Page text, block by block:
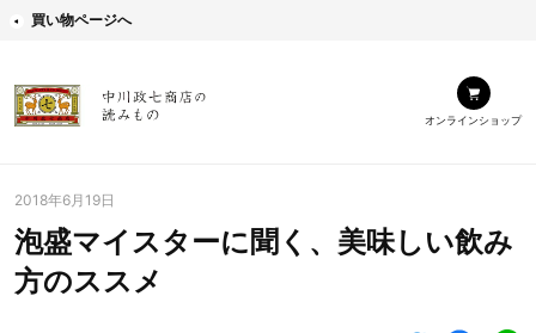
買い物ページへ
オンラインショップ
2018年6月19日
泡盛マイスターに聞く、美味しい飲み
方のススメ